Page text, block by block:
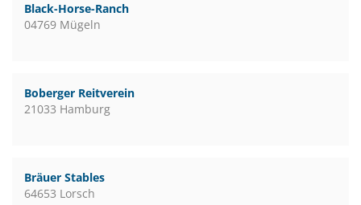
Black-Horse-Ranch
04769 Mügeln
Boberger Reitverein
21033 Hamburg
Bräuer Stables
64653 Lorsch